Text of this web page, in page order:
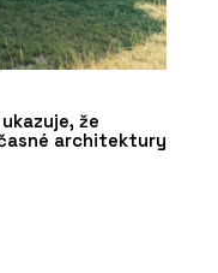
že
architektury